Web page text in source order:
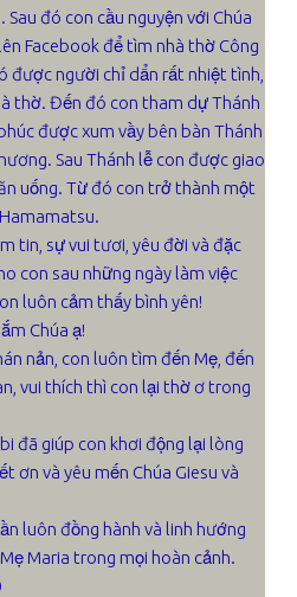
đó con cầu nguyện với Chúa
Facebook để tìm nhà thờ Công
được người chỉ dẩn rất nhiệt tình,
thờ. Đến đó con tham dự Thánh
được xum vầy bên bàn Thánh
Sau Thánh lễ con được giao
uống. Từ đó con trở thành một
tin, sự vui tươi, yêu đời và đặc
con sau những ngày làm việc
luôn cảm thấy bình yên!
Chúa ạ!
nản, con luôn tìm đến Mẹ, đến
vui thích thì con lại thờ ơ trong
đã giúp con khơi động lại lòng
ơn và yêu mến Chúa Giesu và
luôn đồng hành và linh hướng
Maria trong mọi hoàn cảnh.